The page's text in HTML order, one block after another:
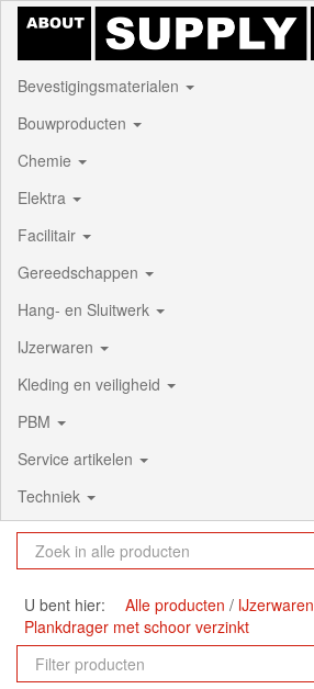
Bevestigingsmaterialen
Bouwproducten
Chemie
Elektra
Facilitair
Gereedschappen
Hang- en Sluitwerk
IJzerwaren
Kleding en veiligheid
PBM
Service artikelen
Techniek
U bent hier: Alle producten IJzerwaren
Plankdrager met schoor verzinkt